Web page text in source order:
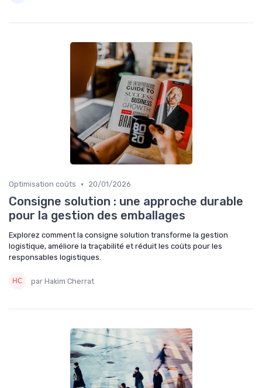
Optimisation coûts • 20/01/2026
Consigne solution : une approche durable
pour la gestion des emballages
Explorez comment la consigne solution transforme la gestion
logistique, améliore la traçabilité et réduit les coûts pour les
responsables logistiques.
par Hakim Cherrat